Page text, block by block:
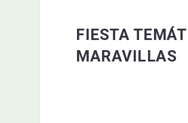
FIESTA
MARAVILLAS